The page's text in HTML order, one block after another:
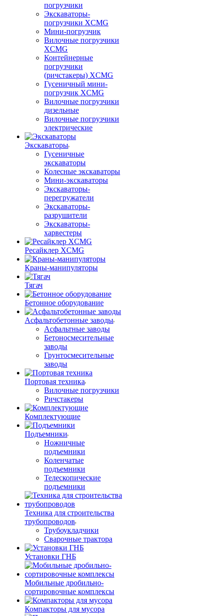
погрузчики
Экскаваторы-
погрузчики XCMG
Мини-погрузчик
Вилочные погрузчики
XCMG
Контейнерные
погрузчики
(ричстакеры) XCMG
Гусеничный мини-
погрузчик XCMG
Вилочные погрузчики
дизельные
Вилочные погрузчики
электрические
Экскаваторы
Гусеничные
экскаваторы
Колесные экскаваторы
Мини-экскаваторы
Экскаваторы-
перегружатели
Экскаваторы-
разрушители
Экскаваторы-
харвестеры
Ресайклер XCMG
Краны-манипуляторы
Тягач
Бетонное оборудование
Асфальтобетонные заводы
Асфальтные заводы
Бетоносмесительные
заводы
Грунтосмесительные
заводы
Портовая техника
Вилочные погрузчики
Ричстакеры
Комплектующие
Подъемники
Ножничные
подъемники
Коленчатые
подъемники
Телескопические
подъемники
Техника для строительства
трубопроводов
Трубоукладчики
Сварочные трактора
Установки ГНБ
Мобильные дробильно-
сортировочные комплексы
Компакторы для мусора